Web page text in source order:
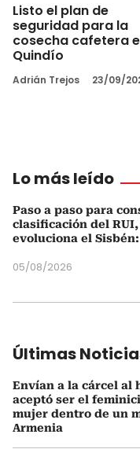
Listo el plan de
seguridad para la
cosecha cafetera
Quindío
Adrián Trejos 23/09/
Lo más leído
Paso a paso para
clasificación del
evoluciona el
05/08/2026
Últimas
Envían a la cárcel al
aceptó ser el
mujer dentro de un
Armenia